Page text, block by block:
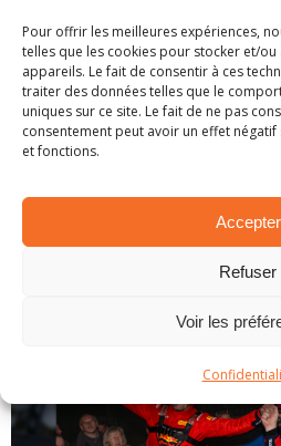
Pour offrir les meilleures expériences,
telles que les cookies pour stocker et/
appareils. Le fait de consentir à ces
traiter des données telles que le
uniques sur ce site. Le fait de ne pas
consentement peut avoir un effet
et fonctions.
Accepter
Refuser
Voir les